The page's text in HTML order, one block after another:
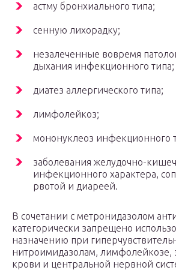
астму бронхиального типа;
сенную лихорадку;
незалеченные вовремя
дыхания инфекционного типа;
диатез аллергического типа;
лимфолейкоз;
мононуклеоз инфекционного
заболевания желудочно-
инфекционного характера,
рвотой и диареей.
В сочетании с метронидазолом
категорически запрещено
назначению при
нитроимидазолам, лимфолейкозе,
крови и центральной нервной